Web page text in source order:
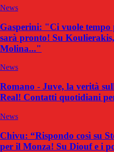
News
Gasperini: "Ci vuole tempo
sarà pronto! Su
Molina..."
News
Romano - Juve, la verità
Real! Contatti quotidiani
News
Chivu: “Rispondo così su
per il Monza! Su Diouf e i